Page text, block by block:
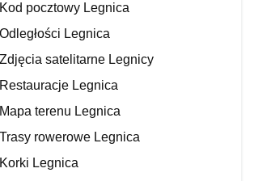
Kod pocztowy Legnica
Odległości Legnica
Zdjęcia satelitarne Legnicy
Restauracje Legnica
Mapa terenu Legnica
Trasy rowerowe Legnica
Korki Legnica